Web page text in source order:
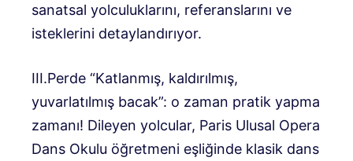
sanatsal yolculuklarını, referanslarını ve
isteklerini detaylandırıyor.
III.Perde “Katlanmış, kaldırılmış,
yuvarlatılmış bacak”: o zaman pratik yapma
zamanı! Dileyen yolcular, Paris Ulusal Opera
Dans Okulu öğretmeni eşliğinde klasik dans